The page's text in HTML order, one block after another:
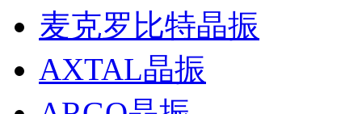
麦克罗比特晶振
AXTAL晶振